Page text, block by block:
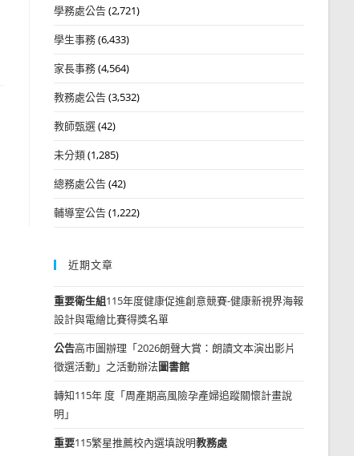
學務處公告(2,721)
學生事務(6,433)
家長事務(4,564)
教務處公告(3,532)
教師甄選(42)
未分類(1,285)
總務處公告(42)
輔導室公告(1,222)
近期文章
重要衛生組115年度健康促進創意競賽-健康新視界海報
設計與電繪比賽得獎名單
公告高市圖辦理「2026朗聲大賞：朗讀文本演出影片
徵選活動」之活動辦法圖書館
轉知115年 度「周產期高風險孕產婦追蹤關懷計畫說
明」
重要115繁星推薦校內選填說明教務處